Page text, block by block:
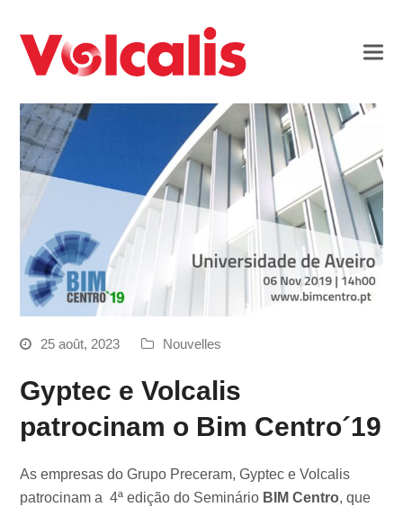
25 août, 2023 Nouvelles
Gyptec e Volcalis
patrocinam o Bim Centro´19
As empresas do Grupo Preceram, Gyptec e Volcalis
patrocinam a 4ª edição do Seminário BIM Centro, que